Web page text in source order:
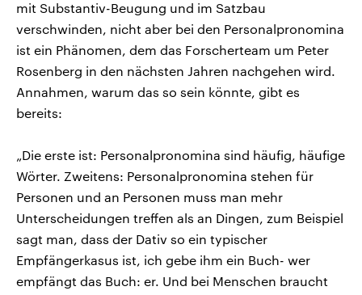
mit Substantiv-Beugung und im Satzbau
verschwinden, nicht aber bei den Personalpronomina
ist ein Phänomen, dem das Forscherteam um Peter
Rosenberg in den nächsten Jahren nachgehen wird.
Annahmen, warum das so sein könnte, gibt es
bereits:
„Die erste ist: Personalpronomina sind häufig, häufige
Wörter. Zweitens: Personalpronomina stehen für
Personen und an Personen muss man mehr
Unterscheidungen treffen als an Dingen, zum Beispiel
sagt man, dass der Dativ so ein typischer
Empfängerkasus ist, ich gebe ihm ein Buch- wer
empfängt das Buch: er. Und bei Menschen braucht